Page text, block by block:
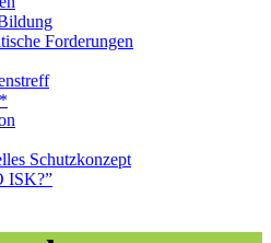
Forderungen
Schutzkonzept
ISK?”